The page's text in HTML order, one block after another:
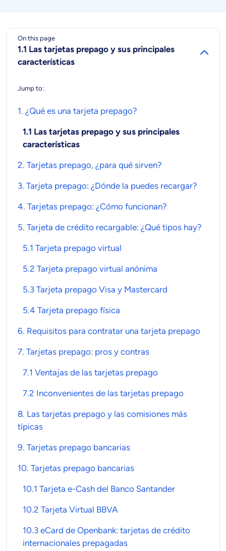
On this page
1.1 Las tarjetas prepago y sus principales
características
Jump to:
1. ¿Qué es una tarjeta prepago?
1.1 Las tarjetas prepago y sus principales
características
2. Tarjetas prepago, ¿para qué sirven?
3. Tarjeta prepago: ¿Dónde la puedes recargar?
4. Tarjetas prepago: ¿Cómo funcionan?
5. Tarjeta de crédito recargable: ¿Qué tipos hay?
5.1 Tarjeta prepago virtual
5.2 Tarjeta prepago virtual anónima
5.3 Tarjeta prepago Visa y Mastercard
5.4 Tarjeta prepago física
6. Requisitos para contratar una tarjeta prepago
7. Tarjetas prepago: pros y contras
7.1 Ventajas de las tarjetas prepago
7.2 Inconvenientes de las tarjetas prepago
8. Las tarjetas prepago y las comisiones más
típicas
9. Tarjetas prepago bancarias
10. Tarjetas prepago bancarias
10.1 Tarjeta e-Cash del Banco Santander
10.2 Tarjeta Virtual BBVA
10.3 eCard de Openbank: tarjetas de crédito
internacionales prepagadas